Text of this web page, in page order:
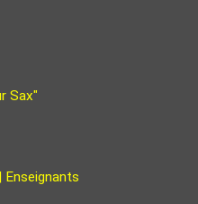
Sax"
Enseignants